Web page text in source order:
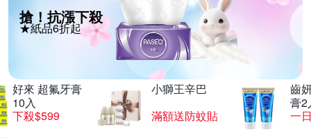
搶！抗漲下殺
★紙品6折起
好來 超氟牙膏
10入
下殺$599
小獅王辛巴
滿額送防蚊貼
齒
膏2
一